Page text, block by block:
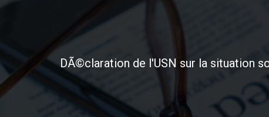
DÃ©claration de l'USN sur la situation